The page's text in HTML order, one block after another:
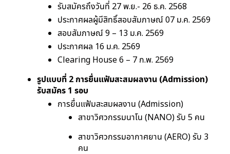
รับสมัครถึงวันที่ 27 พ.ย.- 26 ธ.ค. 2568
ประกาศผลผู้มีสิทธิ์สอบสัมภาษณ์ 07 ม.ค. 2569
สอบสัมภาษณ์ 9 – 13 ม.ค. 2569
ประกาศผล 16 ม.ค. 2569
Clearing House 6 – 7 ก.พ. 2569
รูปแบบที่ 2 การยื่นแฟ้มสะสมผลงาน (Admission)
รับสมัคร 1 รอบ
การยื่นแฟ้มสะสมผลงาน (Admission)
สาขาวิศวกรรมนาโน (NANO) รับ 5 คน
สาขาวิศวกรรมอากาศยาน (AERO) รับ 3
คน